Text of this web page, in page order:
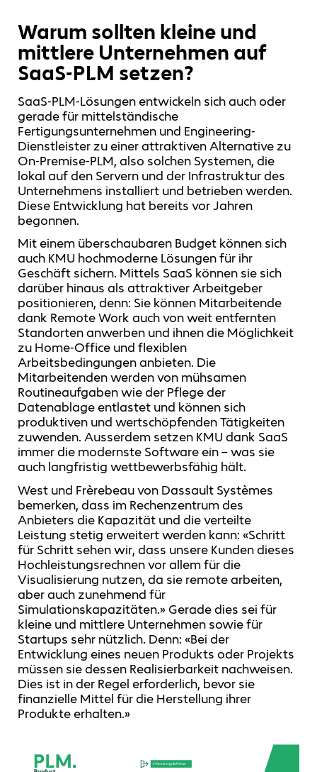
Warum sollten kleine und
mittlere Unternehmen auf
SaaS-PLM setzen?
SaaS-PLM-Lösungen entwickeln sich auch oder
gerade für mittelständische
Fertigungsunternehmen und Engineering-
Dienstleister zu einer attraktiven Alternative zu
On-Premise-PLM, also solchen Systemen, die
lokal auf den Servern und der Infrastruktur des
Unternehmens installiert und betrieben werden.
Diese Entwicklung hat bereits vor Jahren
begonnen.
Mit einem überschaubaren Budget können sich
auch KMU hochmoderne Lösungen für ihr
Geschäft sichern. Mittels SaaS können sie sich
darüber hinaus als attraktiver Arbeitgeber
positionieren, denn: Sie können Mitarbeitende
dank Remote Work auch von weit entfernten
Standorten anwerben und ihnen die Möglichkeit
zu Home-Office und flexiblen
Arbeitsbedingungen anbieten. Die
Mitarbeitenden werden von mühsamen
Routineaufgaben wie der Pflege der
Datenablage entlastet und können sich
produktiven und wertschöpfenden Tätigkeiten
zuwenden. Ausserdem setzen KMU dank SaaS
immer die modernste Software ein – was sie
auch langfristig wettbewerbsfähig hält.
West und Frèrebeau von Dassault Systèmes
bemerken, dass im Rechenzentrum des
Anbieters die Kapazität und die verteilte
Leistung stetig erweitert werden kann: «Schritt
für Schritt sehen wir, dass unsere Kunden dieses
Hochleistungsrechnen vor allem für die
Visualisierung nutzen, da sie remote arbeiten,
aber auch zunehmend für
Simulationskapazitäten.» Gerade dies sei für
kleine und mittlere Unternehmen sowie für
Startups sehr nützlich. Denn: «Bei der
Entwicklung eines neuen Produkts oder Projekts
müssen sie dessen Realisierbarkeit nachweisen.
Dies ist in der Regel erforderlich, bevor sie
finanzielle Mittel für die Herstellung ihrer
Produkte erhalten.»